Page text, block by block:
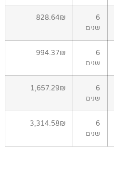
6
שנים
828.64₪
6
שנים
994.37₪
6
שנים
1,657.29₪
6
שנים
3,314.58₪